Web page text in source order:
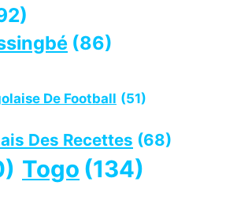
(86)
De Football (51)
Des Recettes (68)
Togo (134)